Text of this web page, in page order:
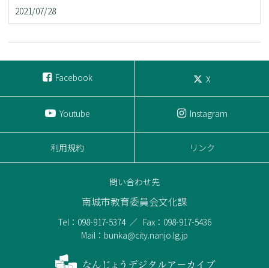
2021/07/28
Facebook X
Youtube Instagram
利用規約 リンク
問い合わせ先
南城市教育委員会文化課
Tel：098-917-5374
Fax：098-917-5436
Mail：bunka@city.nanjo.lg.jp